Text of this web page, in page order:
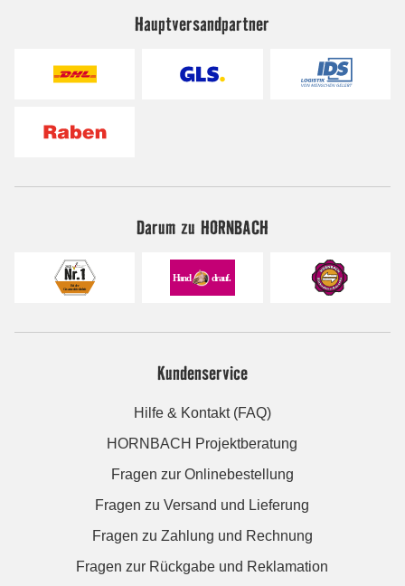
Hauptversandpartner
Darum zu HORNBACH
Kundenservice
Hilfe & Kontakt (FAQ)
HORNBACH Projektberatung
Fragen zur Onlinebestellung
Fragen zu Versand und Lieferung
Fragen zu Zahlung und Rechnung
Fragen zur Rückgabe und Reklamation